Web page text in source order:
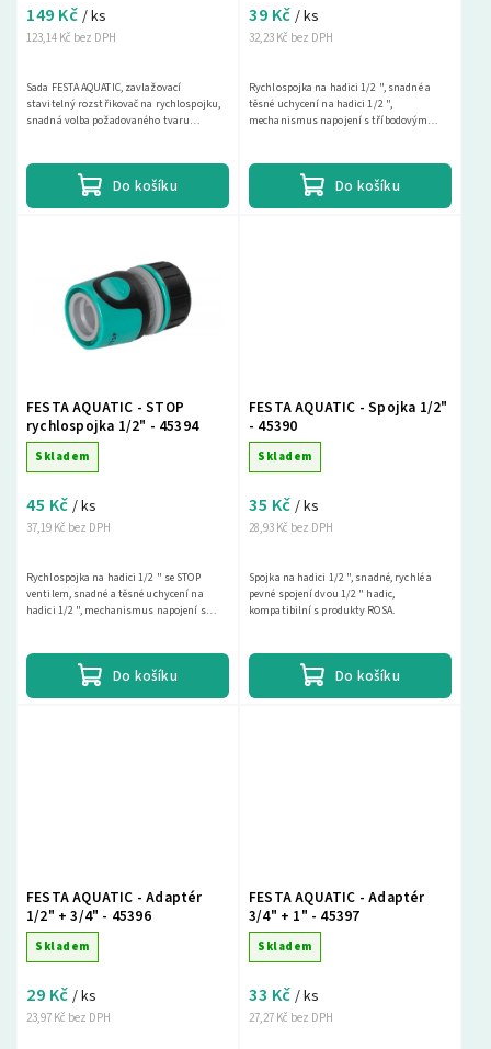
123,14 Kč bez DPH
149 Kč / ks
Do košíku
Sada FESTA AQUATIC, zavlažovací
stavitelný rozstřikovač na rychlospojku,
snadná volba požadovaného tvaru
32,23 Kč bez DPH
39 Kč / ks
Do košíku
Rychlospojka na hadici 1/2 ", snadné a
těsné uchycení na hadici 1/2 ",
mechanismus napojení s tříbodovým
FESTA AQUATIC - STOP
rychlospojka 1/2" - 45394
Skladem
37,19 Kč bez DPH
45 Kč / ks
Do košíku
Rychlospojka na hadici 1/2 " se STOP
ventilem, snadné a těsné uchycení na
hadici 1/2 ", mechanismus napojení s
FESTA AQUATIC - Spojka 1/2"
- 45390
Skladem
28,93 Kč bez DPH
35 Kč / ks
Do košíku
Spojka na hadici 1/2 ", snadné, rychlé a
pevné spojení dvou 1/2 " hadic,
kompatibilní s produkty ROSA.
FESTA AQUATIC - Adaptér
1/2" + 3/4" - 45396
Skladem
23,97 Kč bez DPH
29 Kč / ks
FESTA AQUATIC - Adaptér
3/4" + 1" - 45397
Skladem
27,27 Kč bez DPH
33 Kč / ks